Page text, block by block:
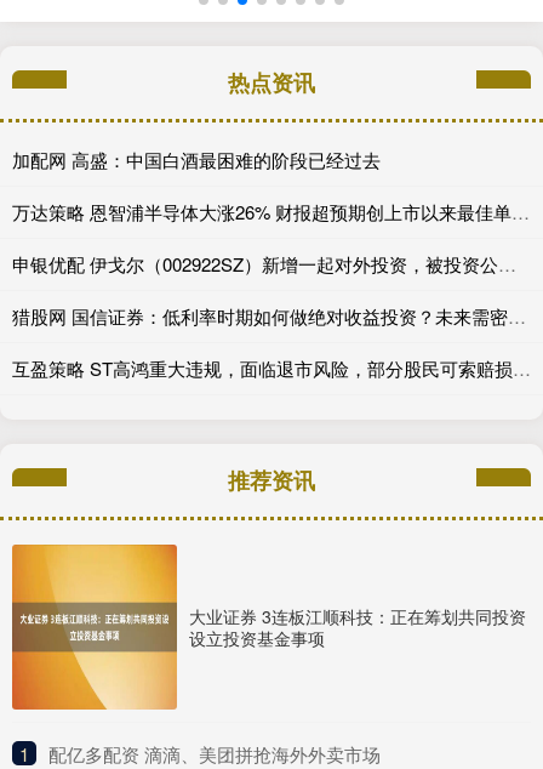
热点资讯
加配网 高盛：中国白酒最困难的阶段已经过去
万达策略 恩智浦半导体大涨26% 财报超预期创上市以来最佳单日表现
申银优配 伊戈尔（002922SZ）新增一起对外投资，被投资公司为江西源点新材料有限公司
猎股网 国信证券：低利率时期如何做绝对收益投资？未来需密切关注AI技术革命对生产率的影响
互盈策略 ST高鸿重大违规，面临退市风险，部分股民可索赔损失！
推荐资讯
大业证券 3连板江顺科技：正在筹划共同投资
设立投资基金事项
1 ​配亿多配资 滴滴、美团拼抢海外外卖市场